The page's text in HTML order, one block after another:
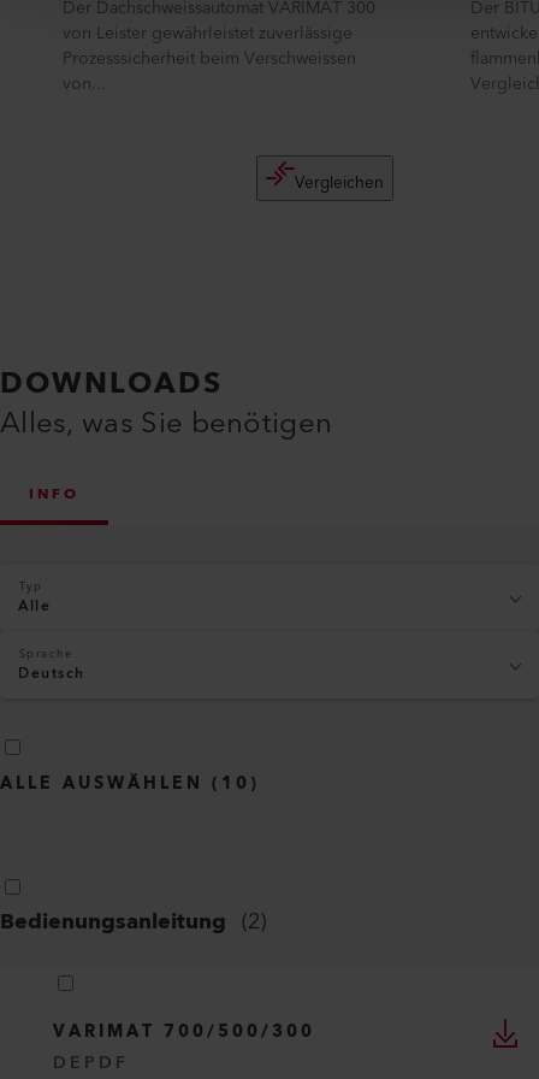
Der Dachschweissautomat VARIMAT 300
von Leister gewährleistet zuverlässige
Prozesssicherheit beim Verschweissen
von...
Vergleichen
Der
DOWNLOADS
Alles, was Sie benötigen
INFO
Typ
Alle
Sprache
Deutsch
ALLE AUSWÄHLEN ( 10 )
Bedienungsanleitung (2)
VARIMAT 700/500/300
DE PDF